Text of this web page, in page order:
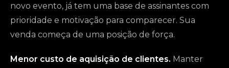
novo evento, já tem uma base de assinantes com
prioridade e motivação para comparecer. Sua
venda começa de uma posição de força.
Menor custo de aquisição de clientes. Manter